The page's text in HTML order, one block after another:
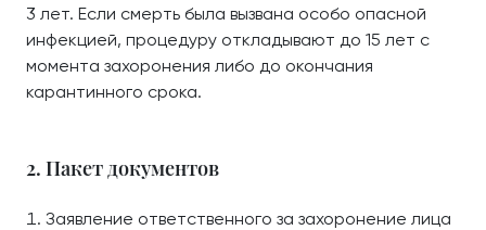
3 лет. Если смерть была вызвана особо опасной
инфекцией, процедуру откладывают до 15 лет с
момента захоронения либо до окончания
карантинного срока.
2. Пакет документов
Заявление ответственного за захоронение лица